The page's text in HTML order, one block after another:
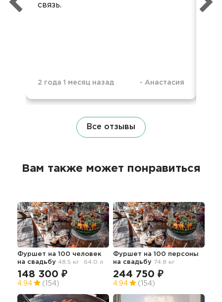
связь.
2 года 1 месяц назад - Анастасия
Все отзывы
Вам также может понравиться
Фуршет на 100 человек
на свадьбу 48.5 кг 64.0 л
148 300 ₽
4.94 (154)
Фуршет на 100 персоны
на свадьбу 74.8 кг
244 750 ₽
4.94 (154)